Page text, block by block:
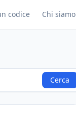
codice Chi siamo
Cerca